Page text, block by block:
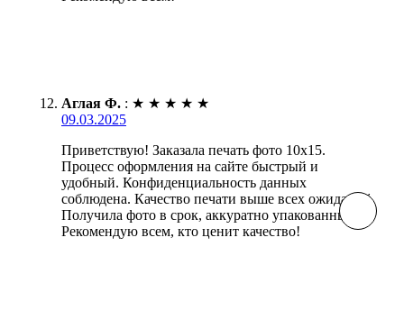
Аглая Ф. : ★ ★ ★ ★ ★
09.03.2025
Приветствую! Заказала печать фото 10х15.
Процесс оформления на сайте быстрый и
удобный. Конфиденциальность данных
соблюдена. Качество печати выше всех ожиданий.
Получила фото в срок, аккуратно упакованными.
Рекомендую всем, кто ценит качество!